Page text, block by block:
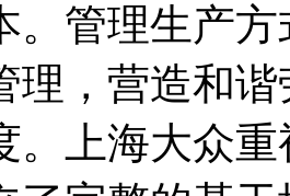
。管理生产
理，营造和
。上海大众